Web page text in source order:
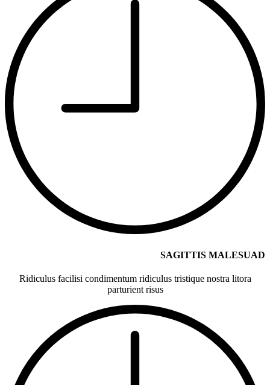
SAGITTIS MALESUAD
Ridiculus facilisi condimentum ridiculus tristique nostra litora
parturient risus